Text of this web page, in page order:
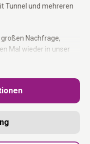
Tunnel und mehreren
Nachfrage,
Mal wieder in unser
Grund.
sprich verbreitert
bieten. Es wurden auch
selbst ältere
warum wir diesen